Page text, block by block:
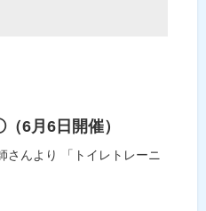
6月6日開催）
さんより 「トイレトレーニ